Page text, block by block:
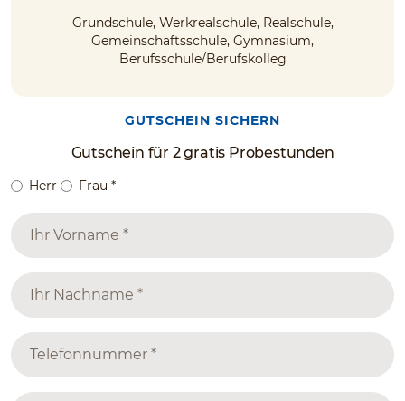
Grundschule, Werkrealschule, Realschule,
Gemeinschaftsschule, Gymnasium,
Berufsschule/Berufskolleg
GUTSCHEIN SICHERN
Gutschein für 2 gratis Probestunden
Herr Frau *